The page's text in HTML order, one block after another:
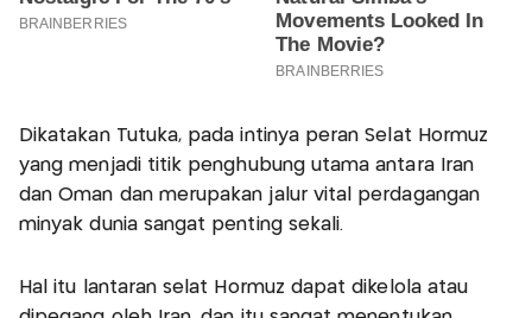
Dikatakan Tutuka, pada intinya peran Selat Hormuz
yang menjadi titik penghubung utama antara Iran
dan Oman dan merupakan jalur vital perdagangan
minyak dunia sangat penting sekali.
Hal itu lantaran selat Hormuz dapat dikelola atau